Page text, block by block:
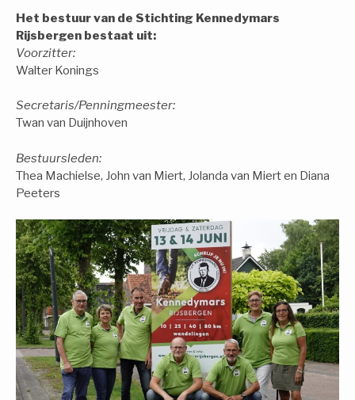
Het bestuur van de Stichting Kennedymars
Rijsbergen bestaat uit:
Voorzitter:
Walter Konings
Secretaris/Penningmeester:
Twan van Duijnhoven
Bestuursleden:
Thea Machielse, John van Miert, Jolanda van Miert en Diana
Peeters